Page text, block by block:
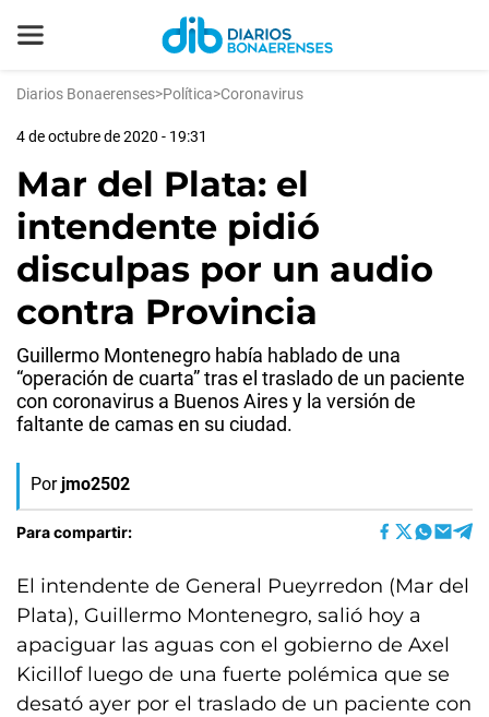
Diarios Bonaerenses>Política>Coronavirus
4 de octubre de 2020 - 19:31
Mar del Plata: el
intendente pidió
disculpas por un audio
contra Provincia
Guillermo Montenegro había hablado de una
“operación de cuarta” tras el traslado de un paciente
con coronavirus a Buenos Aires y la versión de
faltante de camas en su ciudad.
Por jmo2502
Para compartir:
El intendente de General Pueyrredon (Mar del
Plata), Guillermo Montenegro, salió hoy a
apaciguar las aguas con el gobierno de Axel
Kicillof luego de una fuerte polémica que se
desató ayer por el traslado de un paciente con